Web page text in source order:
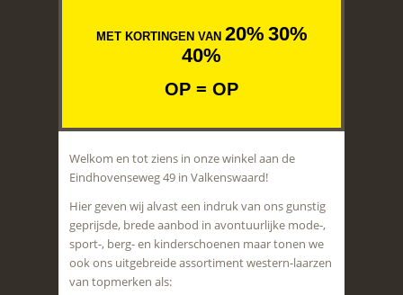
MET KORTINGEN VAN 20% 30%
40%
OP = OP
Welkom en tot ziens in onze winkel aan de
Eindhovenseweg 49 in Valkenswaard!
Hier geven wij alvast een indruk van ons gunstig
geprijsde, brede aanbod in avontuurlijke mode-,
sport-, berg- en kinderschoenen maar tonen we
ook ons uitgebreide assortiment western-laarzen
van topmerken als: